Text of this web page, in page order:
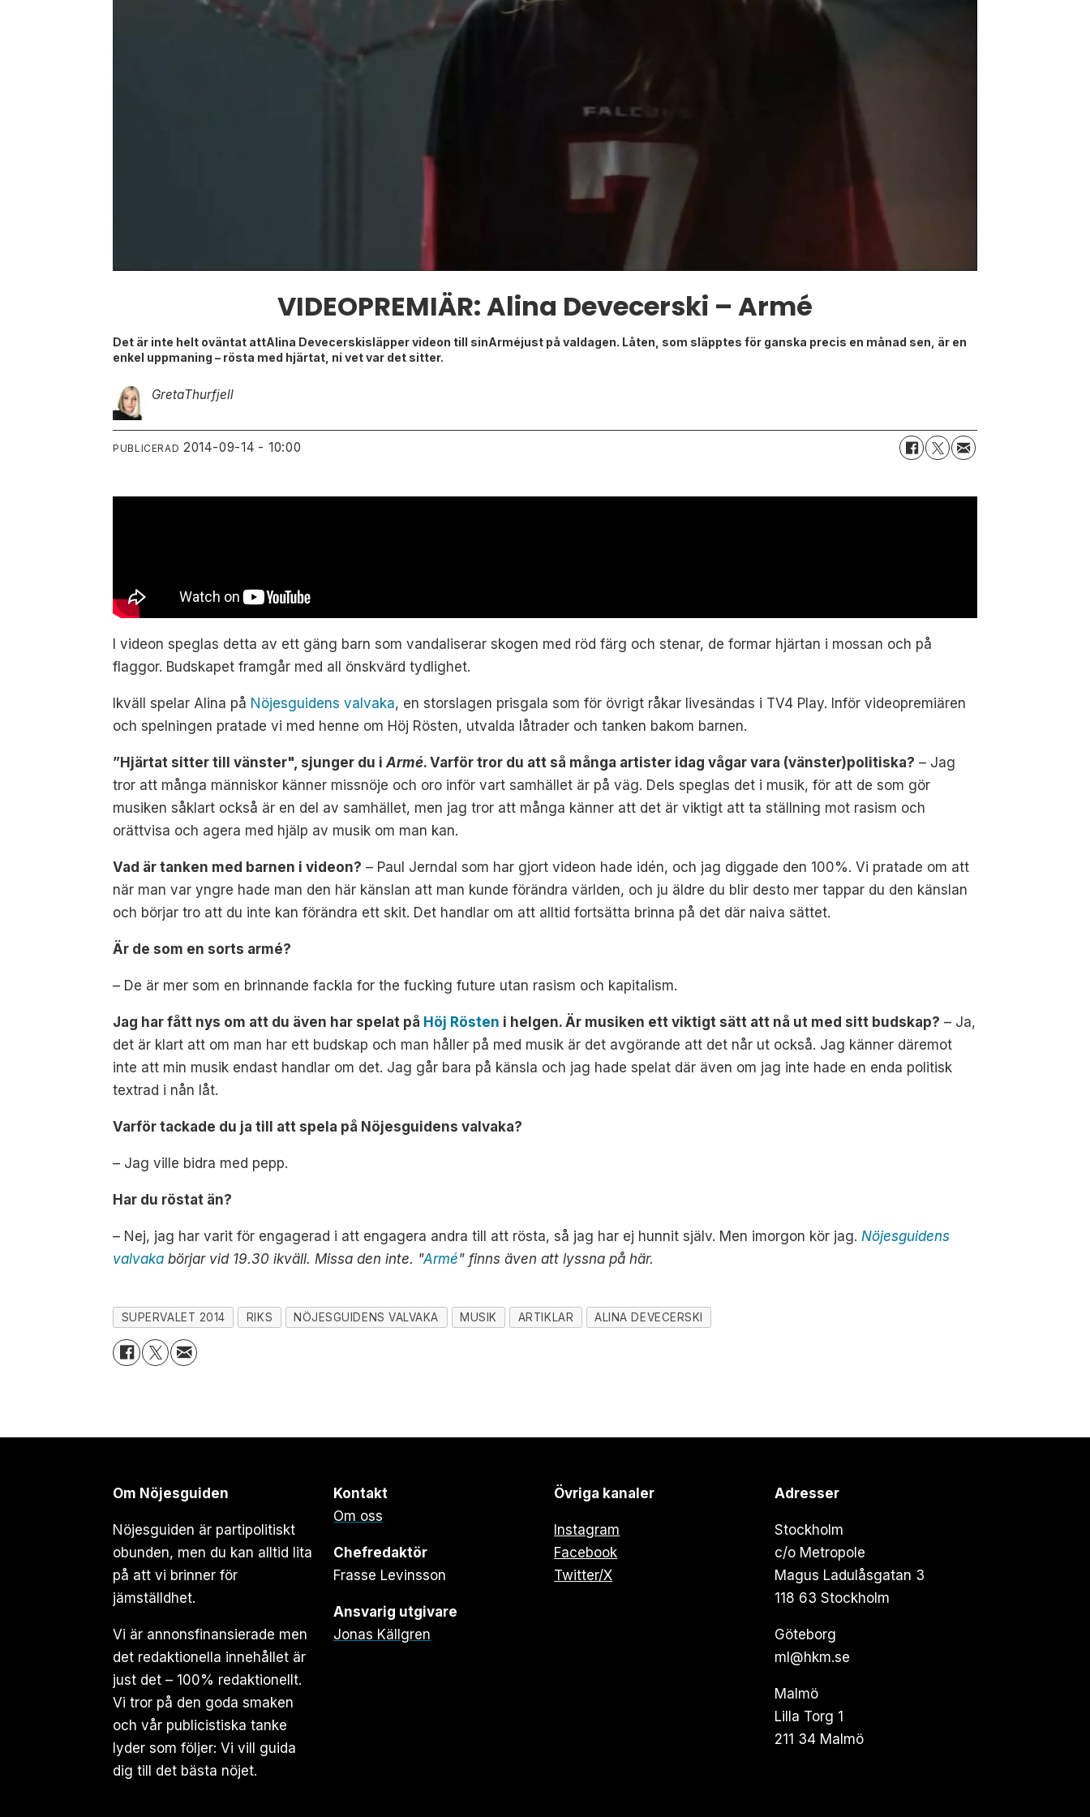
VIDEOPREMIÄR: Alina Devecerski – Armé
Det är inte helt oväntat attAlina Devecerskisläpper videon till sinArméjust på valdagen. Låten, som släpptes för ganska precis en månad sen, är en
enkel uppmaning – rösta med hjärtat, ni vet var det sitter.
GretaThurfjell
PUBLICERAD 2014-09-14 - 10:00
I videon speglas detta av ett gäng barn som vandaliserar skogen med röd färg och stenar, de formar hjärtan i mossan och på
flaggor. Budskapet framgår med all önskvärd tydlighet.
Ikväll spelar Alina på Nöjesguidens valvaka, en storslagen prisgala som för övrigt råkar livesändas i TV4 Play. Inför videopremiären
och spelningen pratade vi med henne om Höj Rösten, utvalda låtrader och tanken bakom barnen.
”Hjärtat sitter till vänster", sjunger du iArmé. Varför tror du att så många artister idag vågar vara (vänster)politiska? – Jag
tror att många människor känner missnöje och oro inför vart samhället är på väg. Dels speglas det i musik, för att de som gör
musiken såklart också är en del av samhället, men jag tror att många känner att det är viktigt att ta ställning mot rasism och
orättvisa och agera med hjälp av musik om man kan.
Vad är tanken med barnen i videon? – Paul Jerndal som har gjort videon hade idén, och jag diggade den 100%. Vi pratade om att
när man var yngre hade man den här känslan att man kunde förändra världen, och ju äldre du blir desto mer tappar du den känslan
och börjar tro att du inte kan förändra ett skit. Det handlar om att alltid fortsätta brinna på det där naiva sättet.
Är de som en sorts armé?
– De är mer som en brinnande fackla for the fucking future utan rasism och kapitalism.
Jag har fått nys om att du även har spelat på Höj Rösten i helgen. Är musiken ett viktigt sätt att nå ut med sitt budskap? – Ja,
det är klart att om man har ett budskap och man håller på med musik är det avgörande att det når ut också. Jag känner däremot
inte att min musik endast handlar om det. Jag går bara på känsla och jag hade spelat där även om jag inte hade en enda politisk
textrad i nån låt.
Varför tackade du ja till att spela på Nöjesguidens valvaka?
– Jag ville bidra med pepp.
Har du röstat än?
– Nej, jag har varit för engagerad i att engagera andra till att rösta, så jag har ej hunnit själv. Men imorgon kör jag.Nöjesguidens
valvaka börjar vid 19.30 ikväll. Missa den inte. "Armé" finns även att lyssna på här.
SUPERVALET 2014 RIKS NÖJESGUIDENS VALVAKA MUSIK ARTIKLAR ALINA DEVECERSKI
Om Nöjesguiden
Nöjesguiden är partipolitiskt
obunden, men du kan alltid lita
på att vi brinner för
jämställdhet.
Vi är annonsfinansierade men
det redaktionella innehållet är
just det – 100% redaktionellt.
Vi tror på den goda smaken
och vår publicistiska tanke
lyder som följer: Vi vill guida
dig till det bästa nöjet.
Kontakt
Om oss
Chefredaktör
Frasse Levinsson
Ansvarig utgivare
Jonas Källgren
Övriga kanaler
Instagram
Facebook
Twitter/X
Adresser
Stockholm
c/o Metropole
Magus Ladulåsgatan 3
118 63 Stockholm
Göteborg
ml@hkm.se
Malmö
Lilla Torg 1
211 34 Malmö